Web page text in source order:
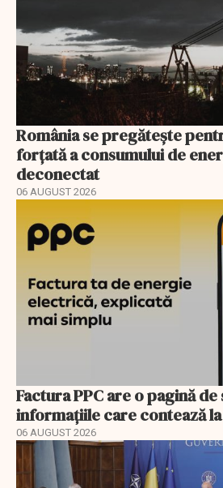
România se pregătește
forțată a consumului de
deconectat
06 AUGUST 2026
Factura PPC are o pagină
informațiile care contează
06 AUGUST 2026